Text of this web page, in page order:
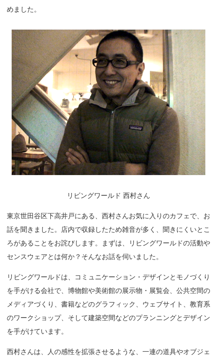
めました。
リビングワールド 西村さん
東京世田谷区下高井戸にある、西村さんお気に入りのカフェで、お
話を聞きました。店内で収録したため雑音が多く、聞きにくいとこ
ろがあることをお詫びします。まずは、リビングワールドの活動や
センスウェアとは何か？そんなお話を伺いました。
リビングワールドは、コミュニケーション・デザインとモノづくり
を手がける会社で、博物館や美術館の展示物・展覧会、公共空間の
メディアづくり、書籍などのグラフィック、ウェブサイト、教育系
のワークショップ、そして建築空間などのプランニングとデザイン
を手がけています。
西村さんは、人の感性を拡張させるような、一連の道具やオブジェ